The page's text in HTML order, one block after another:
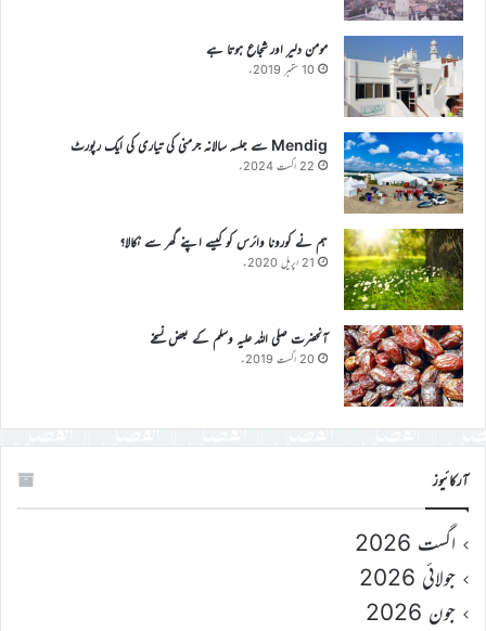
مومن دلیر اور شجاع ہوتا ہے
10 ستمبر 2019ء
Mendig سے جلسہ سالانہ جرمنی کی تیاری کی ایک رپورٹ
22 اگست 2024ء
ہم نے کورونا وائرس کو کیسے اپنے گھر سے نکالا؟
21 اپریل 2020ء
آنحضرت صلی اللہ علیہ وسلم کے بعض نسخے
20 اگست 2019ء
آرکائیوز
اگست 2026
جولائی 2026
جون 2026